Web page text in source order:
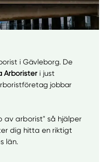
i Gävleborg. De
Arborister i just
jobbar
av arborist" så hjälper
dig hitta en riktigt
län.